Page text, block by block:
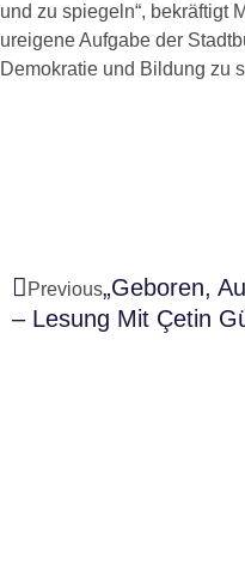
und zu spiegeln“, bekräftigt
ureigene Aufgabe der
Demokratie und Bildung zu
Previous„Geboren,
– Lesung Mit Çetin